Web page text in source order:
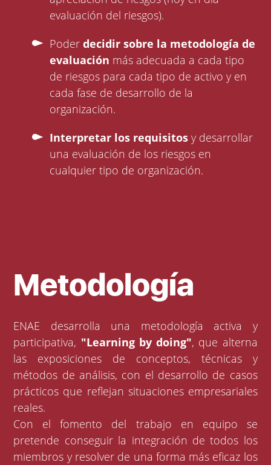
evaluación del riesgos).
Poderdecidir sobre la metodología de
evaluación más adecuada a cada tipo
de riesgos para cada tipo de activo y en
cada fase de desarrollo de la
organización.
Interpretar los requisitos y desarrollar
una evaluación de los riesgos en
cualquier tipo de organización.
Metodología
ENAE desarrolla una metodología activa y
participativa, "Learning by doing", que alterna
las exposiciones de conceptos, técnicas y
métodos de análisis, con el desarrollo de casos
prácticos que reflejan situaciones empresariales
reales.
Con el fomento del trabajo en equipo se
pretende conseguir la integración de todos los
miembros y resolver de una forma más eficaz los